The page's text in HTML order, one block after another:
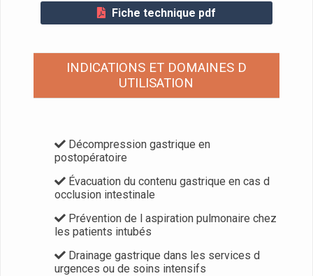
Fiche technique pdf
INDICATIONS ET DOMAINES D
UTILISATION
Décompression gastrique en
postopératoire
Évacuation du contenu gastrique en cas d
occlusion intestinale
Prévention de l aspiration pulmonaire chez
les patients intubés
Drainage gastrique dans les services d
urgences ou de soins intensifs